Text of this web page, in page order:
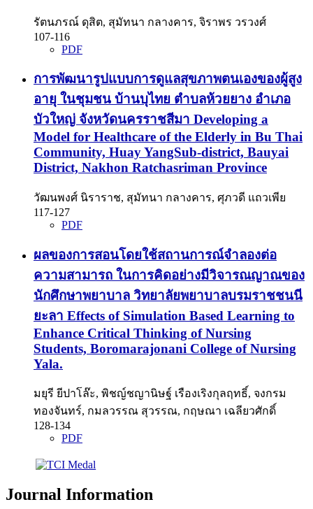
รัตนภรณ์ ดุสิต, สุมัทนา กลางคาร, จิราพร วรวงศ์
107-116
PDF
การพัฒนารูปแบบการดูแลสุขภาพตนเองของผู้สูง
อายุ ในชุมชน บ้านบุไทย ตำบลห้วยยาง อำเภอ
บัวใหญ่ จังหวัดนครราชสีมา Developing a
Model for Healthcare of the Elderly in Bu Thai
Community, Huay YangSub-district, Bauyai
District, Nakhon Ratchasriman Province
วัฒนพงศ์ นิราราช, สุมัทนา กลางคาร, ศุภวดี แถวเพีย
117-127
PDF
ผลของการสอนโดยใช้สถานการณ์จำลองต่อ
ความสามารถ ในการคิดอย่างมีวิจารณญาณของ
นักศึกษาพยาบาล วิทยาลัยพยาบาลบรมราชชนนี
ยะลา Effects of Simulation Based Learning to
Enhance Critical Thinking of Nursing
Students, Boromarajonani College of Nursing
Yala.
มยุรี ยีปาโล๊ะ, พิชญ์ชญานิษฐ์ เรืองเริงกุลฤทธิ์, จงกรม
ทองจันทร์, กมลวรรณ สุวรรณ, กฤษณา เฉลียวศักดิ์
128-134
PDF
Journal Information